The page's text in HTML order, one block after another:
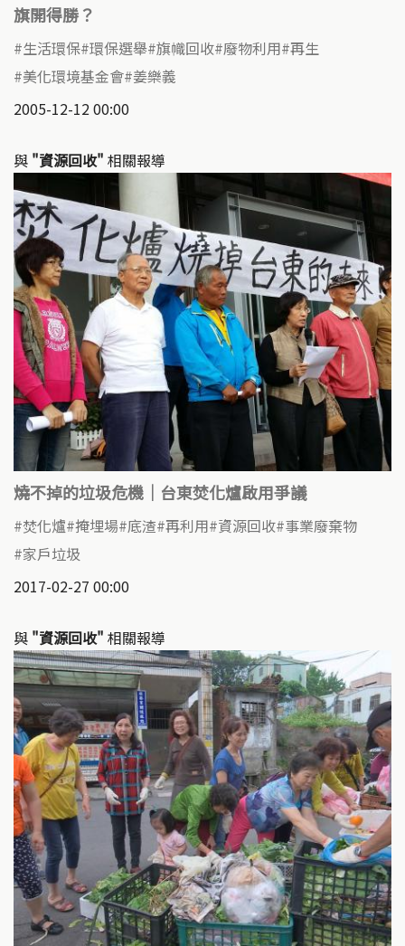
旗開得勝？
生活環保 環保選舉 旗幟回收 廢物利用 再生
美化環境基金會 姜樂義
2005-12-12 00:00
與 "資源回收" 相關報導
燒不掉的垃圾危機｜台東焚化爐啟用爭議
焚化爐 掩埋場 底渣 再利用 資源回收 事業廢棄物
家戶垃圾
2017-02-27 00:00
與 "資源回收" 相關報導